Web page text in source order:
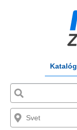
Katalóg